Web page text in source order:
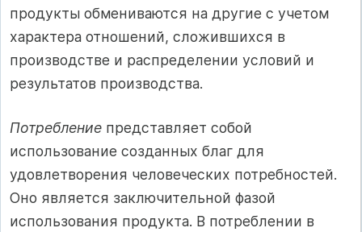
продукты обмениваются на другие с учетом
характера отношений, сложившихся в
производстве и распределении условий и
результатов производства.
Потребление представляет собой
использование созданных благ для
удовлетворения человеческих потребностей.
Оно является заключительной фазой
использования продукта. В потреблении в